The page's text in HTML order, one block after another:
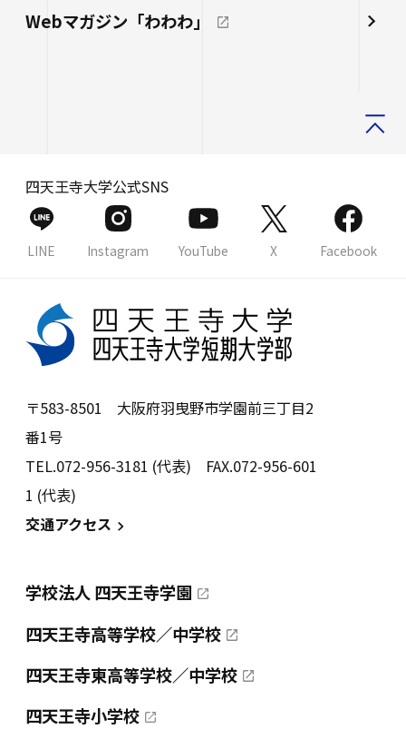
Webマガジン「わわわ」
四天王寺大学公式SNS
LINE Instagram YouTube X Facebook
〒583-8501 大阪府羽曳野市学園前三丁目2
番1号
TEL.072-956-3181 (代表) FAX.072-956-601
1 (代表)
交通アクセス
学校法人 四天王寺学園
四天王寺高等学校／中学校
四天王寺東高等学校／中学校
四天王寺小学校